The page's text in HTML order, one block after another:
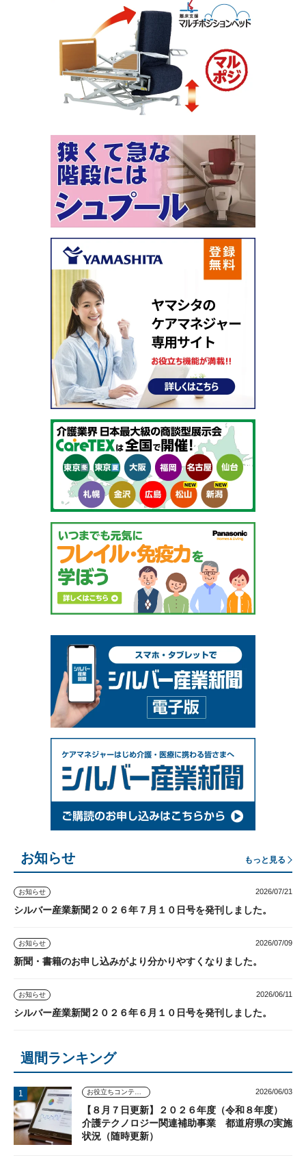
お知らせ もっと見る
お知らせ 2026/07/21
シルバー産業新聞２０２６年７月１０日号を発刊しました。
お知らせ 2026/07/09
新聞・書籍のお申し込みがより分かりやすくなりました。
お知らせ 2026/06/11
シルバー産業新聞２０２６年６月１０日号を発刊しました。
週間ランキング
お役立ちコンテンツ 2026/06/03
【８月７日更新】２０２６年度（令和８年度）
介護テクノロジー関連補助事業 都道府県の実施
状況（随時更新）